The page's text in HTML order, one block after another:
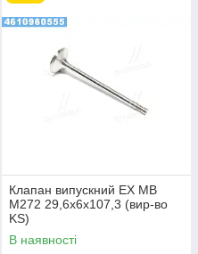
Клапан випускний EX MB
M272 29,6x6x107,3 (вир-во
KS)
В наявності